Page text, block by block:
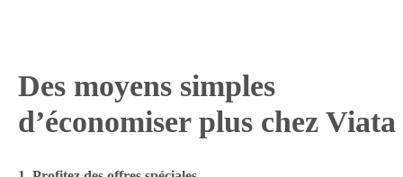
Des moyens simples
d’économiser plus chez Viata